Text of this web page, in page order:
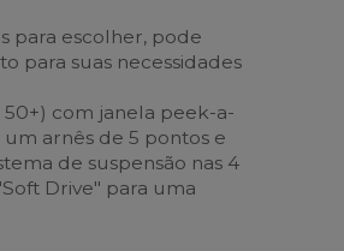
para escolher, pode
para suas necessidades
com janela peek-a-
arnês de 5 pontos e
de suspensão nas 4
Drive" para uma